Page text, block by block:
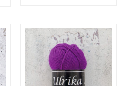
23.00 kr.